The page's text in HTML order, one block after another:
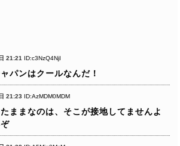
21:21 ID:c3NzQ4NjI
パンはクールなんだ！
21:23 ID:AzMDM0MDM
ままなのは、そこが接地してませんよ